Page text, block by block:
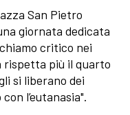
San Pietro
giornata dedicata
critico nei
rispetta più il quarto
si liberano dei
l’eutanasia".